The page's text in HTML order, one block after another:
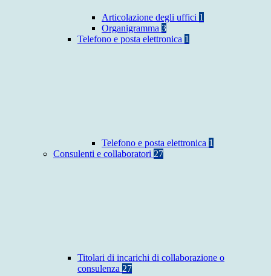
Articolazione degli uffici 1
Organigramma 3
Telefono e posta elettronica 1
Telefono e posta elettronica 1
Consulenti e collaboratori 27
Titolari di incarichi di collaborazione o
consulenza 27